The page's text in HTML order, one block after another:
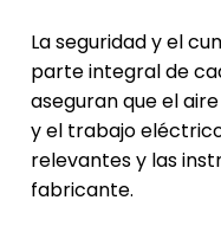
La seguridad y el
parte integral de
aseguran que el
y el trabajo
relevantes y las
fabricante.